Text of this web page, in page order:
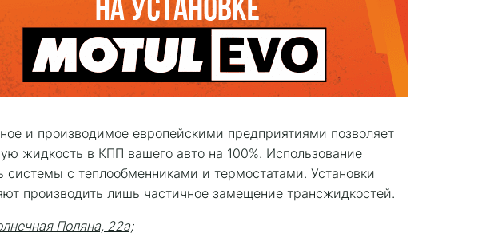
и производимое европейскими предприятиями позволяет
жидкость в КПП вашего авто на 100%. Использование
системы с теплообменниками и термостатами. Установки
производить лишь частичное замещение трансжидкостей.
Поляна, 22а;